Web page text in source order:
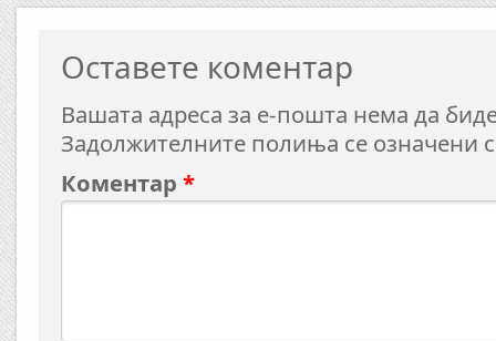
Оставете коментар
Вашата адреса за е-пошта нема да
Задолжителните полиња се означени
Коментар *